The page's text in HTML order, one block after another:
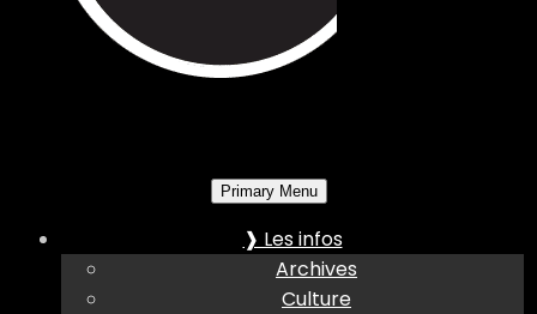
Primary Menu
❱ Les infos
Archives
Culture